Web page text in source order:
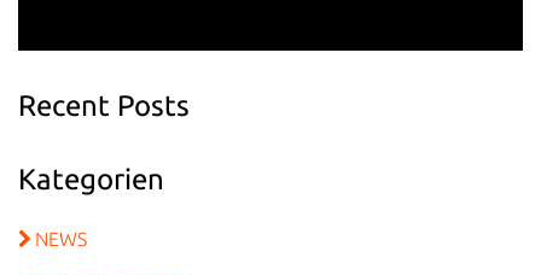
Recent Posts
Kategorien
NEWS